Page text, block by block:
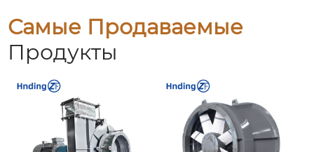
Самые Продаваемые
Продукты